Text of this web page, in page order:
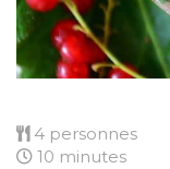
4 personnes
10 minutes